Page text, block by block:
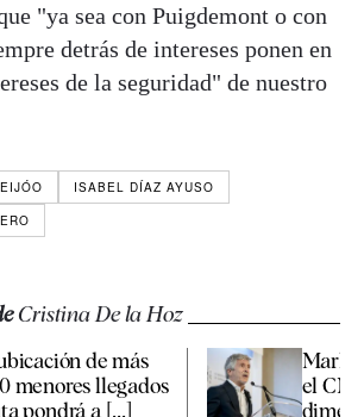
"ya sea con Puigdemont o con
detrás de intereses ponen en
de la seguridad" de nuestro
ISABEL DÍAZ AYUSO
Cristina De la Hoz
de más
menores llegados
pondrá a [...]
el CNI